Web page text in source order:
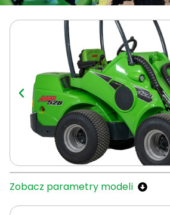
Zobacz parametry modeli